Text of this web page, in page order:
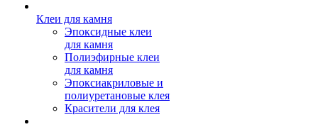
Клеи для камня
Эпоксидные клеи
для камня
Полиэфирные клеи
для камня
Эпоксиакриловые и
полиуретановые клея
Красители для клея